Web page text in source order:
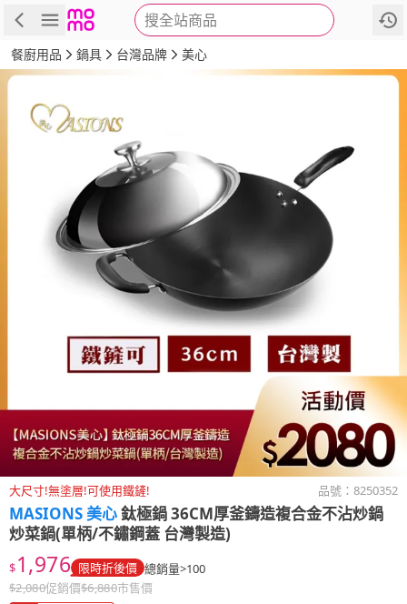
搜全站商品
商品 評價 詳情
餐廚用品 鍋具 台灣品牌 美心
大尺寸!無塗層!可使用鐵鏟! 品號： 8250352
MASIONS 美心鈦極鍋 36CM厚釜鑄造複合金不沾炒鍋
炒菜鍋(單柄/不鏽鋼蓋 台灣製造)
$1,976 限時折後價 總銷量>100
$2,080促銷價$6,880市售價